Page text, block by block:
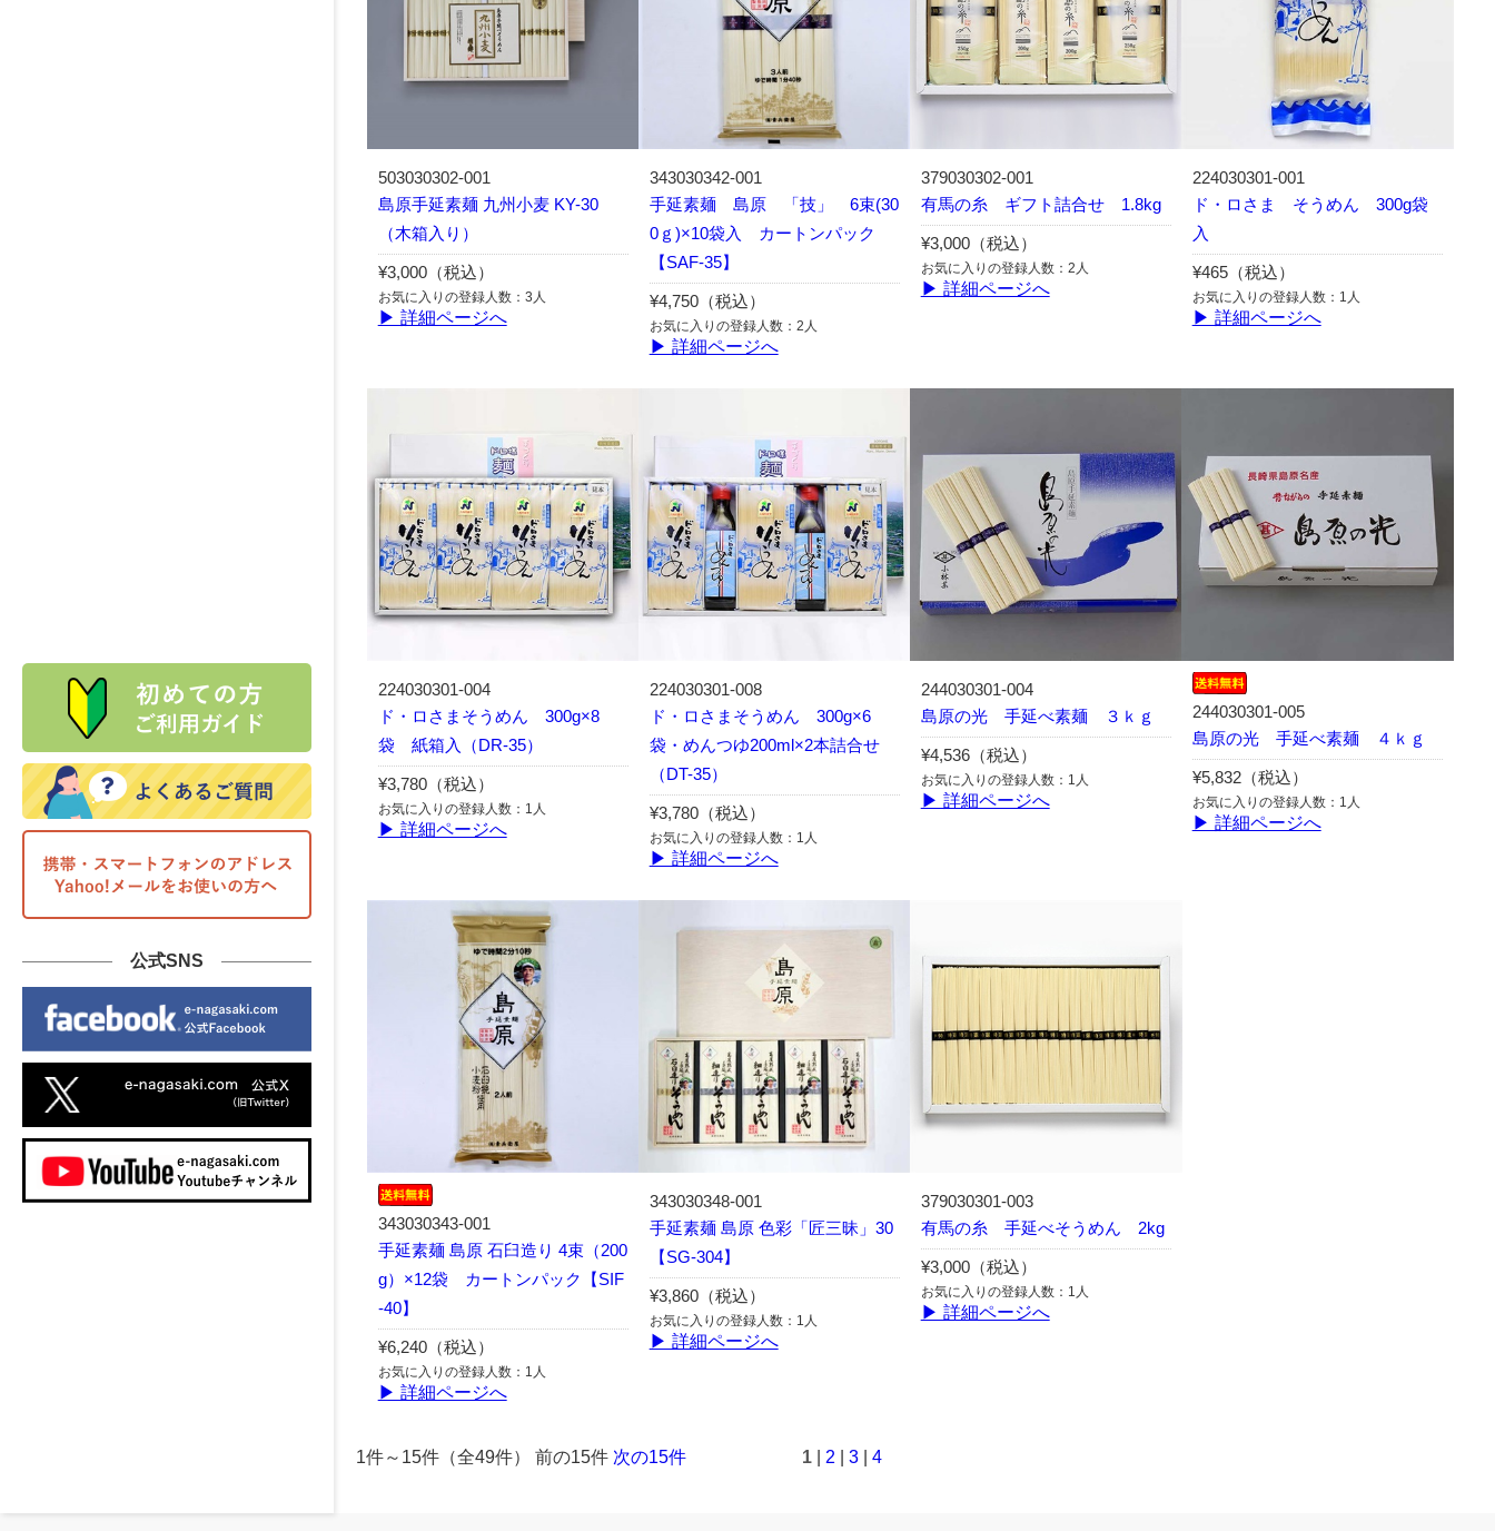
公式SNS
503030302-001
島原手延素麺 九州小麦 KY-30
（木箱入り）
¥3,000（税込）
お気に入りの登録人数：3人
▶ 詳細ページへ
343030342-001
手延素麺 島原 「技」 6束(30
0ｇ)×10袋入 カートンパック
【SAF-35】
¥4,750（税込）
お気に入りの登録人数：2人
▶ 詳細ページへ
379030302-001
有馬の糸 ギフト詰合せ 1.8kg
¥3,000（税込）
お気に入りの登録人数：2人
▶ 詳細ページへ
224030301-001
ド・ロさま そうめん 300g袋
入
¥465（税込）
お気に入りの登録人数：1人
▶ 詳細ページへ
224030301-004
ド・ロさまそうめん 300g×8
袋 紙箱入（DR-35）
¥3,780（税込）
お気に入りの登録人数：1人
▶ 詳細ページへ
224030301-008
ド・ロさまそうめん 300g×6
袋・めんつゆ200ml×2本詰合せ
（DT-35）
¥3,780（税込）
お気に入りの登録人数：1人
▶ 詳細ページへ
244030301-004
島原の光 手延べ素麺 ３ｋｇ
¥4,536（税込）
お気に入りの登録人数：1人
▶ 詳細ページへ
244030301-005
島原の光 手延べ素麺 ４ｋｇ
¥5,832（税込）
お気に入りの登録人数：1人
▶ 詳細ページへ
343030343-001
手延素麺 島原 石臼造り 4束（200
g）×12袋 カートンパック【SIF
-40】
¥6,240（税込）
お気に入りの登録人数：1人
▶ 詳細ページへ
343030348-001
手延素麺 島原 色彩「匠三昧」30
【SG-304】
¥3,860（税込）
お気に入りの登録人数：1人
▶ 詳細ページへ
379030301-003
有馬の糸 手延べそうめん 2kg
¥3,000（税込）
お気に入りの登録人数：1人
▶ 詳細ページへ
1件～15件（全49件） 前の15件 次の15件 1 2 |3 |4